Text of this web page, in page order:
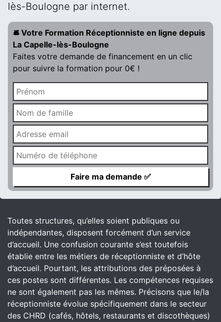
lès-Boulogne par internet.
🛎️ Votre Formation Réceptionniste en ligne depuis
La Capelle-lès-Boulogne
Faites votre demande de financement en un clic
pour suivre la formation pour 0€ !
Toutes structures, qu’elles soient publiques ou
indépendantes, disposent forcément d’un service
d’accueil. Une confusion courante s’est toutefois
établie entre les métiers de réceptionniste et d’hôte
d’accueil. Pourtant, les attributions des préposées à
ces postes sont différentes. Les compétences requises
ne sont également pas les mêmes. Précisons que le/la
réceptionniste évolue spécifiquement dans le secteur
des CHRD (cafés, hôtels, restaurants et discothèques)